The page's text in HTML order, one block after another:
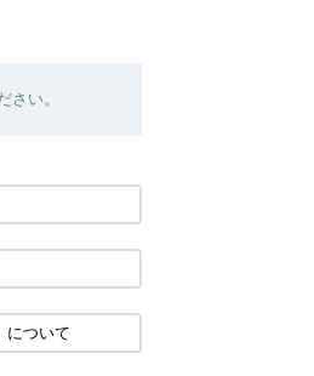
さい。